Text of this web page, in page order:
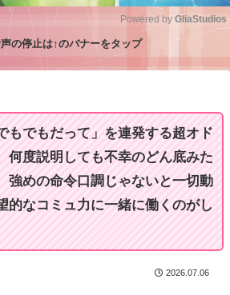
Powered by GliaStudios
の停止は↑のバナーをタップ
もでもだって」を連発する超オド
何度説明しても不幸のどん底みた
強めの命令口調じゃないと一切動
なコミュ力に一緒に働くのがし
2026.07.06